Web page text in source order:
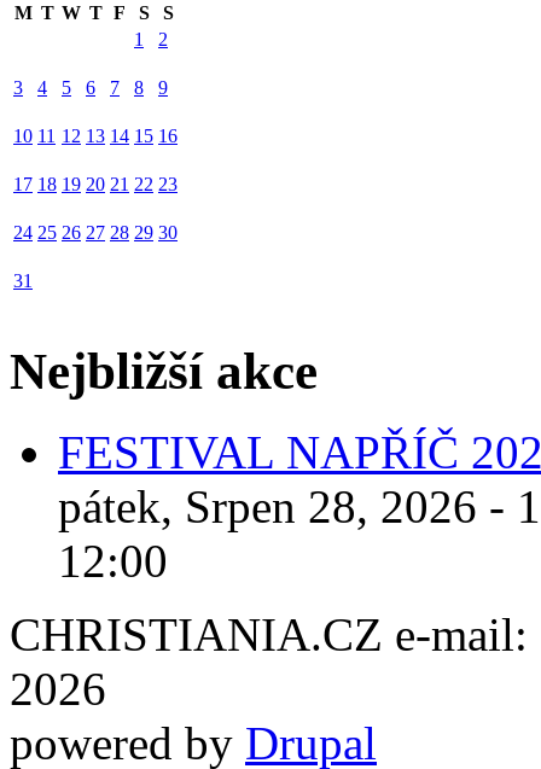
M T W T F S
S
1
2
3 4 5 6 7 8 9
10 11 12 13 14 15 16
17 18 19 20 21 22 23
24 25 26 27 28 29 30
31
Nejbližší akce
FESTIVAL NAPŘÍČ
pátek, Srpen 28, 2026 -
12:00
CHRISTIANIA.CZ e-mail:
2026
powered by Drupal